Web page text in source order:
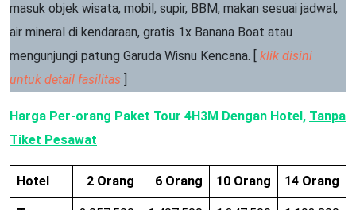
masuk objek wisata, mobil, supir, BBM, makan sesuai jadwal,
air mineral di kendaraan, gratis 1x Banana Boat atau
mengunjungi patung Garuda Wisnu Kencana. [ klik disini
untuk detail fasilitas
Harga Per-orang Paket Tour 4H3M Dengan Hotel, Tanpa
Tiket Pesawat
Hotel 2 Orang 6 Orang 10 Orang 14 Orang